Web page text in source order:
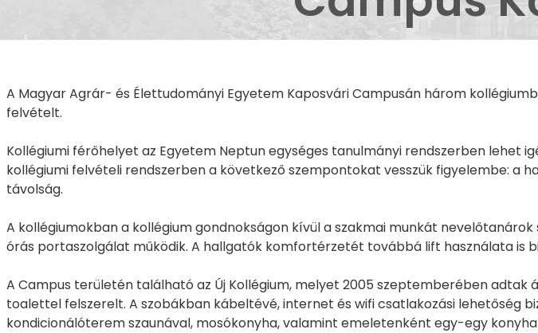
A Magyar Agrár- és Élettudományi Egyetem Kaposvári Campusán három
felvételt.
Kollégiumi férőhelyet az Egyetem Neptun egységes tanulmányi rendszerben lehet
kollégiumi felvételi rendszerben a következő szempontokat vesszük figyelembe: a
távolság.
A kollégiumokban a kollégium gondnokságon kívül a szakmai munkát
órás portaszolgálat működik. A hallgatók komfortérzetét továbbá lift használata is
A Campus területén található az Új Kollégium, melyet 2005 szeptemberében
toalettel felszerelt. A szobákban kábeltévé, internet és wifi csatlakozási lehetőség
kondicionálóterem szaunával, mosókonyha, valamint emeletenként egy-egy